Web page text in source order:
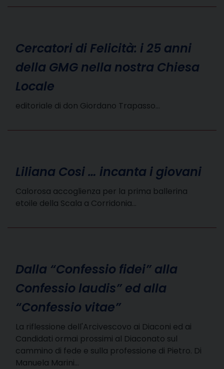
Cercatori di Felicità: i 25 anni
della GMG nella nostra Chiesa
Locale
editoriale di don Giordano Trapasso…
Liliana Cosi … incanta i giovani
Calorosa accoglienza per la prima ballerina
etoile della Scala a Corridonia…
Dalla “Confessio fidei” alla
Confessio laudis” ed alla
“Confessio vitae”
La riflessione dell'Arcivescovo ai Diaconi ed ai
Candidati ormai prossimi al Diaconato sul
cammino di fede e sulla professione di Pietro. Di
Manuela Marini…